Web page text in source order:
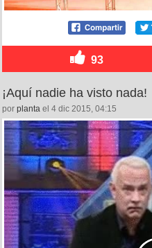
93
¡Aquí nadie ha visto nada!
por planta el 4 dic 2015, 04:15